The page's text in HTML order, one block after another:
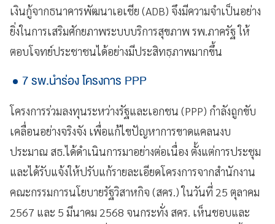
เงินกู้จากธนาคารพัฒนาเอเชีย (ADB) จึงมีความจำเป็นอย่าง
ยิ่งในการเสริมศักยภาพระบบบริการสุขภาพ รพ.ภาครัฐ ให้
ตอบโจทย์ประชาชนได้อย่างมีประสิทธฺภาพมากขึ้น
7 รพ.นำร่อง โครงการ PPP
โครงการร่วมลงทุนระหว่างรัฐและเอกชน (PPP) กำลังถูกขับ
เคลื่อนอย่างจริงจัง เพื่อแก้ไขปัญหาการขาดแคลนงบ
ประมาณ สธ.ได้ดำเนินการมาอย่างต่อเนื่อง ตั้งแต่การประชุม
และได้รับแจ้งให้ปรับแก้รายละเอียดโครงการจากสำนักงาน
คณะกรรมการนโยบายรัฐวิสาหกิจ (สคร.) ในวันที่ 25 ตุลาคม
2567 และ 5 มีนาคม 2568 จนกระทั่ง สคร. เห็นชอบและ